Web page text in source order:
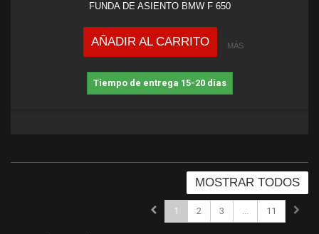
FUNDA DE ASIENTO BMW F 650
AÑADIR AL CARRITO MÁS
Tiempo de entrega 15-20 dias
MOSTRAR TODOS
1 2 3 ... 11